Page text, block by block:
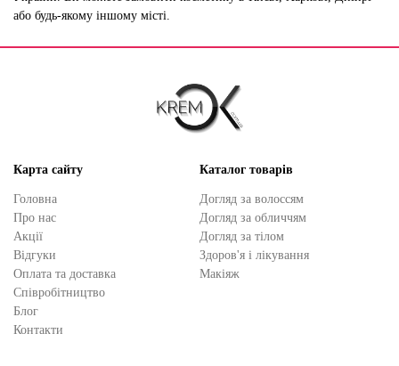
або будь-якому іншому місті.
Карта сайту
Головна
Про нас
Акції
Відгуки
Оплата та доставка
Cпівробітництво
Блог
Контакти
Каталог товарів
Догляд за волоссям
Догляд за обличчям
Догляд за тілом
Здоров'я і лікування
Макіяж